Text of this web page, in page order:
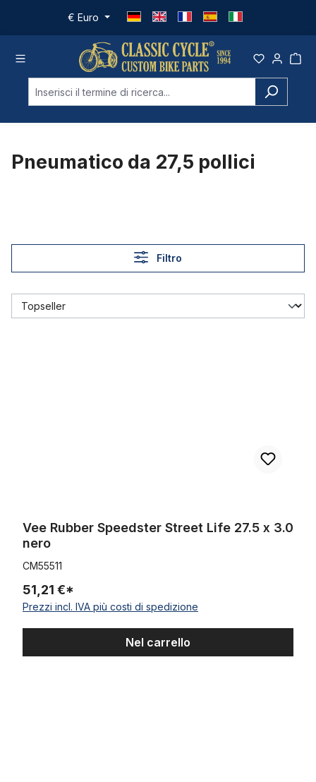
Passa al contenuto principale
€ Euro
Pneumatico da 27,5 pollici
Filtro
Vee Rubber Speedster Street Life 27.5 x 3.0
nero
CM55511
51,21 €*
Prezzi incl. IVA più costi di spedizione
Nel carrello